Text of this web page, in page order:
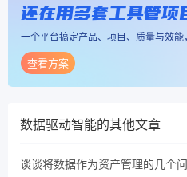
还在用多套工具管项
一个平台搞定产品、项目、质量与效能
查看方案
数据驱动智能的其他文章
谈谈将数据作为资产管理的几个